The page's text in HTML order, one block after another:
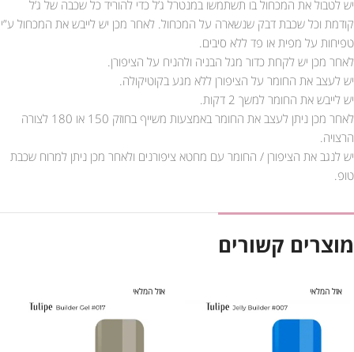
יש לטבול את המכחול בו תשתמשו במנטרל ג’ל כדי להוריד כל שכבה של ג’ל
קודמת וכל שכבת דבק שנשארה על המכחול. לאחר מכן יש לייבש את המכחול ע”י
טפיחות על מפית או פד ללא סיבים.
לאחר מכן יש לקחת כדור מגל הבניה ולהניח על הציפורן.
יש לעצב את החומר על הציפורן ללא מגע בקוטיקולה.
יש לייבש את החומר למשך 2 דקות.
לאחר מכן ניתן לעצב את החומר באמצעות משייף בחוזק 150 או 180 לצורה
הרצויה.
יש לנגב את הציפורן / החומר עם מחטא ציפורנים ולאחר מכן ניתן למרוח שכבת
טופ.
מוצרים קשורים
אזל המלאי אזל המלאי